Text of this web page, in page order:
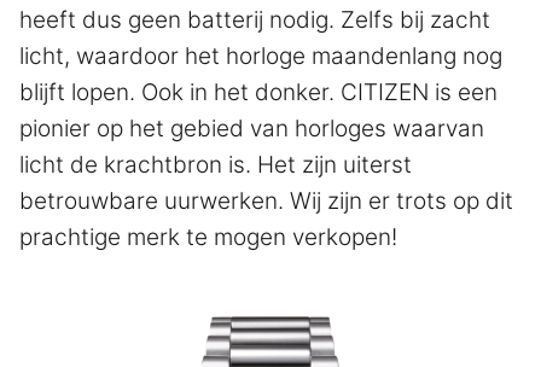
heeft dus geen batterij nodig. Zelfs bij zacht
licht, waardoor het horloge maandenlang nog
blijft lopen. Ook in het donker. CITIZEN is een
pionier op het gebied van horloges waarvan
licht de krachtbron is. Het zijn uiterst
betrouwbare uurwerken. Wij zijn er trots op dit
prachtige merk te mogen verkopen!